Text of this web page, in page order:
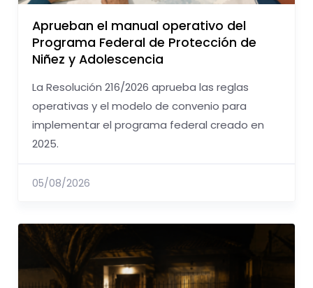
Aprueban el manual operativo del
Programa Federal de Protección de
Niñez y Adolescencia
La Resolución 216/2026 aprueba las reglas
operativas y el modelo de convenio para
implementar el programa federal creado en
2025.
05/08/2026